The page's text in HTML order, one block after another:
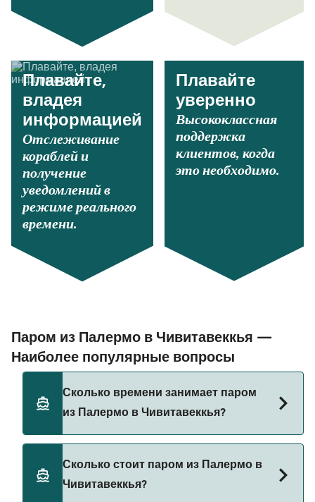
Плавайте,
владея
информацией
Отслеживание
кораблей и
получение
уведомлений в
режиме реального
времени.
Плавайте
уверенно
Высококлассная
поддержка
клиентов, когда
это необходимо.
Паром из Палермо в Чивитавеккья —
Наиболее популярные вопросы
Сколько времени занимает паром
из Палермо в Чивитавеккья?
Чивитавеккья составляет примерно 14 ч.
Сколько стоит паром из Палермо в
Чивитавеккья?